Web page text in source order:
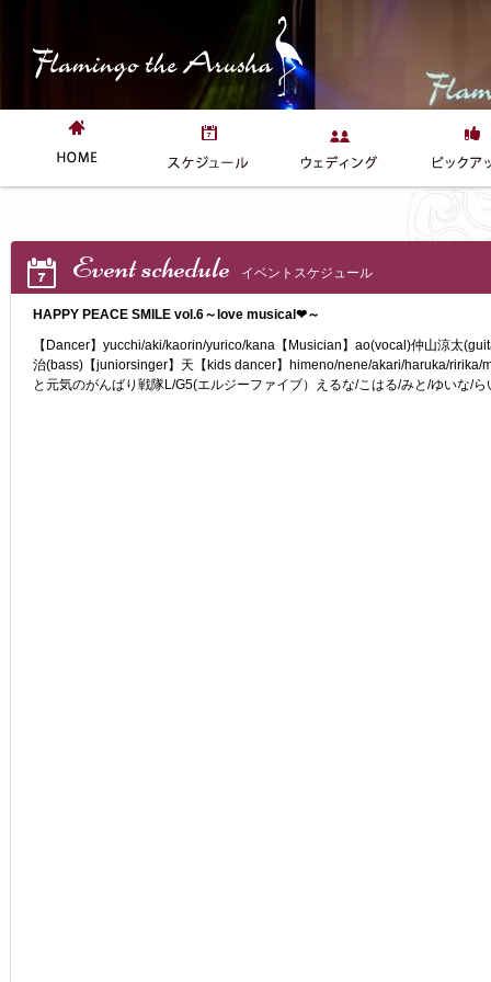
Event schedule イベントスケジュール
HAPPY PEACE SMILE vol.6～love musical❤～
【Dancer】yucchi/aki/kaorin/yurico/kana【Musician】ao(vocal)仲山涼太
治(bass)【juniorsinger】天【kids dancer】himeno/nene/akari/haruka/ririka/
と元気のがんばり戦隊L/G5(エルジーファイブ）えるな/こはる/みと/ゆいな/ら